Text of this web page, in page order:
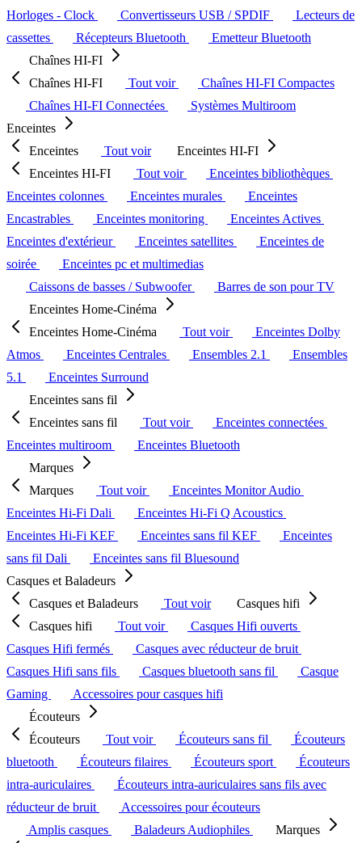
Horloges - Clock
Convertisseurs USB / SPDIF
Lecteurs de
cassettes
Récepteurs Bluetooth
Emetteur Bluetooth
Chaînes HI-FI
Chaînes HI-FI
Tout voir
Chaînes HI-FI Compactes
Chaînes HI-FI Connectées
Systèmes Multiroom
Enceintes
Enceintes
Tout voir
Enceintes HI-FI
Enceintes HI-FI
Tout voir
Enceintes bibliothèques
Enceintes colonnes
Enceintes murales
Enceintes
Encastrables
Enceintes monitoring
Enceintes Actives
Enceintes d'extérieur
Enceintes satellites
Enceintes de
soirée
Enceintes pc et multimedias
Caissons de basses / Subwoofer
Barres de son pour TV
Enceintes Home-Cinéma
Enceintes Home-Cinéma
Tout voir
Enceintes Dolby
Atmos
Enceintes Centrales Ensembles 2.1
Ensembles
5.1
Enceintes Surround
Enceintes sans fil
Enceintes sans fil
Tout voir
Enceintes connectées
Enceintes multiroom
Enceintes Bluetooth
Marques
Marques
Tout voir
Enceintes Monitor Audio
Enceintes Hi-Fi Dali
Enceintes Hi-Fi Q Acoustics
Enceintes Hi-Fi KEF
Enceintes sans fil KEF
Enceintes
sans fil Dali
Enceintes sans fil Bluesound
Casques et Baladeurs
Casques et Baladeurs
Tout voir
Casques hifi
Casques hifi
Tout voir
Casques Hifi ouverts
Casques Hifi fermés
Casques avec réducteur de bruit
Casques Hifi sans fils
Casques bluetooth sans fil
Casque
Gaming
Accessoires pour casques hifi
Écouteurs
Écouteurs
Tout voir Écouteurs sans fil
Écouteurs
bluetooth
Écouteurs filaires Écouteurs sport
Écouteurs
intra-auriculaires
Écouteurs intra-auriculaires sans fils avec
réducteur de bruit
Accessoires pour écouteurs
Amplis casques
Baladeurs Audiophiles
Marques